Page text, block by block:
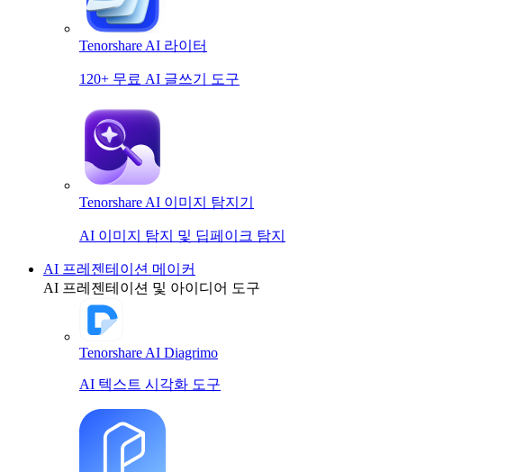
Tenorshare AI 라이터
120+ 무료 AI 글쓰기 도구
Tenorshare AI 이미지 탐지기
AI 이미지 탐지 및 딥페이크 탐지
AI 프레젠테이션 메이커
AI 프레젠테이션 및 아이디어 도구
Tenorshare AI Diagrimo
AI 텍스트 시각화 도구